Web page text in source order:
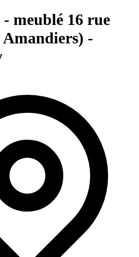
meublé 16 rue
Amandiers) -